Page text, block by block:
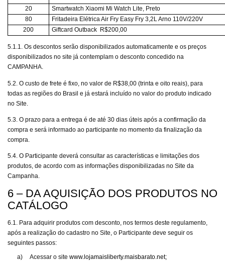
20
Smartwatch Xiaomi Mi Watch Lite, Preto
80
Fritadeira Elétrica Air Fry Easy Fry 3,2L Arno 110V/220V
200
Giftcard Outback R$200,00
5.1.1. Os descontos serão disponibilizados automaticamente e os preços
disponibilizados no site já contemplam o desconto concedido na
CAMPANHA.
5.2. O custo de frete é fixo, no valor de R$38,00 (trinta e oito reais), para
todas as regiões do Brasil e já estará incluído no valor do produto indicado
no Site.
5.3. O prazo para a entrega é de até 30 dias úteis após a confirmação da
compra e será informado ao participante no momento da finalização da
compra.
5.4. O Participante deverá consultar as características e limitações dos
produtos, de acordo com as informações disponibilizadas no Site da
Campanha.
6 – DA AQUISIÇÃO DOS PRODUTOS NO
CATÁLOGO
6.1. Para adquirir produtos com desconto, nos termos deste regulamento,
após a realização do cadastro no Site, o Participante deve seguir os
seguintes passos:
a) Acessar o site www.lojamaisliberty.maisbarato.net;